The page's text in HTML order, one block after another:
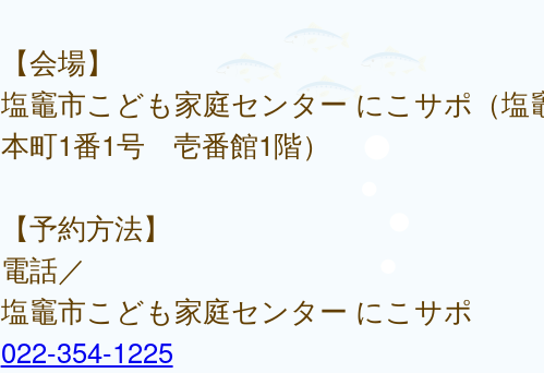
【会場】
塩竈市こども家庭センター にこサポ（塩
本町1番1号 壱番館1階）
【予約方法】
電話／
塩竈市こども家庭センター にこサポ
022-354-1225